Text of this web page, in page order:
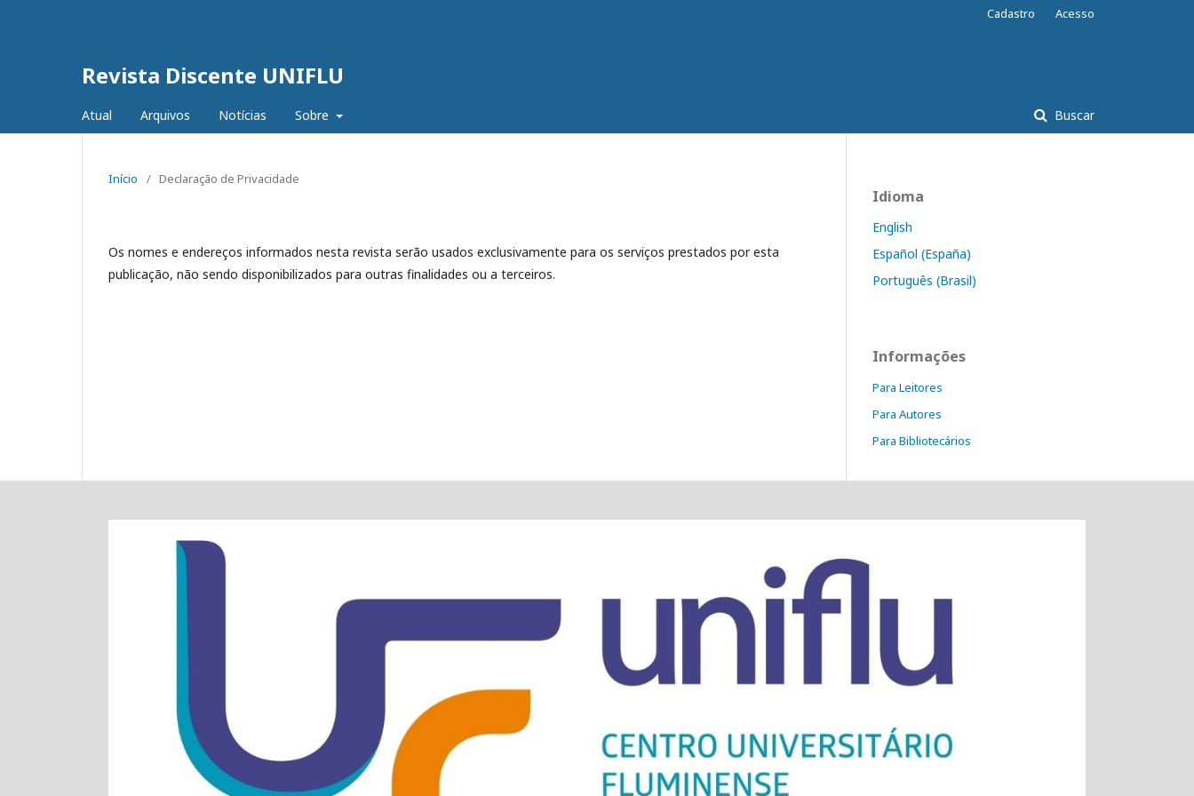
Revista Discente UNIFLU
Atual Arquivos Notícias Sobre Buscar
Cadastro Acesso
Início / Declaração de Privacidade
Os nomes e endereços informados nesta revista serão usados exclusivamente para os serviços prestados por esta
publicação, não sendo disponibilizados para outras finalidades ou a terceiros.
Idioma
English
Español (España)
Português (Brasil)
Informações
Para Leitores
Para Autores
Para Bibliotecários